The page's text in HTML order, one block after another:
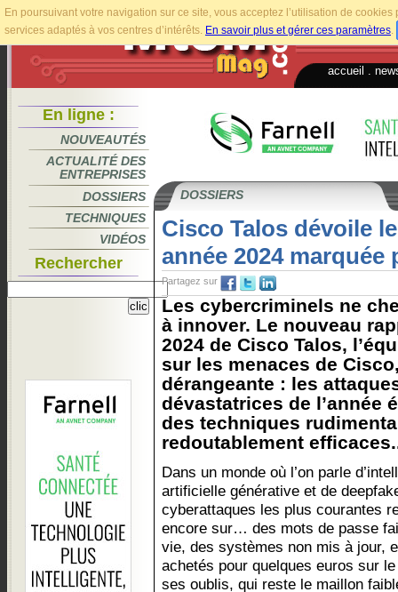
En poursuivant votre navigation sur ce site, vous acceptez l’utilisation de
services adaptés à vos centres d’intérêts. En savoir plus et gérer ces paramètres.
accueil
En ligne :
NOUVEAUTÉS
ACTUALITÉ DES
ENTREPRISES
DOSSIERS
TECHNIQUES
VIDÉOS
Rechercher
DOSSIERS
Cisco Talos dévoile
année 2024 marquée
Partagez sur
Les cybercriminels ne
à innover. Le nouveau
2024 de Cisco Talos,
sur les menaces de
dérangeante : les
dévastatrices de l’année
des techniques
redoutablement
Dans un monde où l’on parle
artificielle générative et de
cyberattaques les plus courantes
encore sur… des mots de passe
vie, des systèmes non mis à jour,
achetés pour quelques euros sur
ses oublis, qui reste le maillon